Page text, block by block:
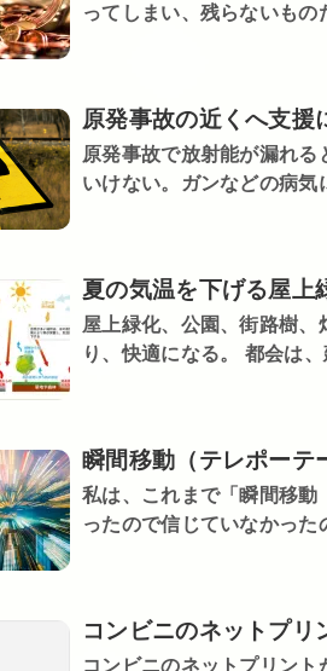
ってしまい、残らないもの
原発事故の近くへ支援
原発事故で放射能が漏れ
いけない。ガンなどの病
夏の気温を下げる屋
屋上緑化、公園、街路樹
り、快適になる。 都会は
瞬間移動（テレポーテ
私は、これまで「瞬間移動
ったので信じていなかっ
コンビニのネットプリ
コンビニのネットプリン